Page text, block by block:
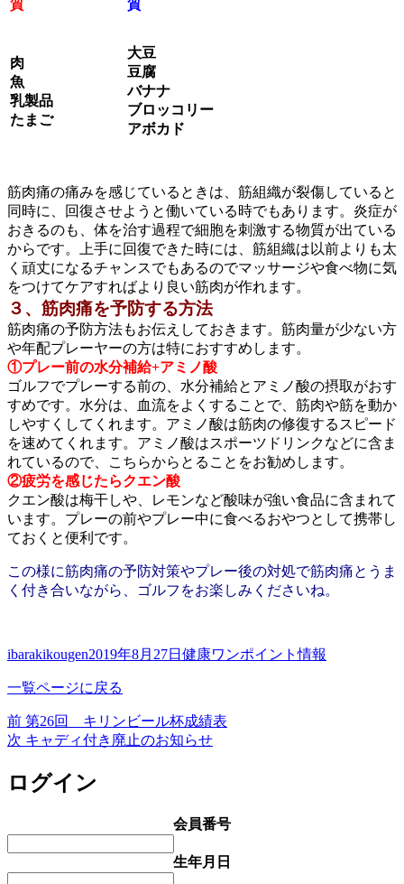
質 質
肉
魚
乳製品
たまご
大豆
豆腐
バナナ
ブロッコリー
アボカド
筋肉痛の痛みを感じているときは、筋組織が裂傷していると
同時に、回復させようと働いている時でもあります。炎症が
おきるのも、体を治す過程で細胞を刺激する物質が出ている
からです。上手に回復できた時には、筋組織は以前よりも太
く頑丈になるチャンスでもあるのでマッサージや食べ物に気
をつけてケアすればより良い筋肉が作れます。
３、筋肉痛を予防する方法
筋肉痛の予防方法もお伝えしておきます。筋肉量が少ない方
や年配プレーヤーの方は特におすすめします。
①プレー前の水分補給+アミノ酸
ゴルフでプレーする前の、水分補給とアミノ酸の摂取がおす
すめです。水分は、血流をよくすることで、筋肉や筋を動か
しやすくしてくれます。アミノ酸は筋肉の修復するスピード
を速めてくれます。アミノ酸はスポーツドリンクなどに含ま
れているので、こちらからとることをお勧めします。
②疲労を感じたらクエン酸
クエン酸は梅干しや、レモンなど酸味が強い食品に含まれて
います。プレーの前やプレー中に食べるおやつとして携帯し
ておくと便利です。
この様に筋肉痛の予防対策やプレー後の対処で筋肉痛とうま
く付き合いながら、ゴルフをお楽しみくださいね。
投
者
ibarakikougen投
日:
2019年8月27日 カ
リ
ー
健康ワンポイント情報
一覧ページに戻る
投
稿
ナ
ゲ
ー
前 前
の
稿:
第26回 キリンビール杯成績表
次 次
投
稿:
キャディ付き廃止のお知らせ
ログイン
会員番号
生年月日